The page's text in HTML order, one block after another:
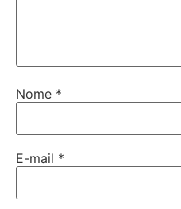
Nome *
E-mail *